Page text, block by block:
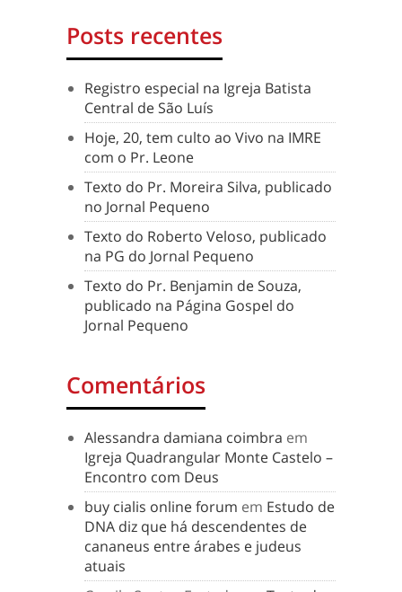
Posts recentes
Registro especial na Igreja Batista
Central de São Luís
Hoje, 20, tem culto ao Vivo na IMRE
com o Pr. Leone
Texto do Pr. Moreira Silva, publicado
no Jornal Pequeno
Texto do Roberto Veloso, publicado
na PG do Jornal Pequeno
Texto do Pr. Benjamin de Souza,
publicado na Página Gospel do
Jornal Pequeno
Comentários
Alessandra damiana coimbra em
Igreja Quadrangular Monte Castelo –
Encontro com Deus
buy cialis online forum em Estudo de
DNA diz que há descendentes de
cananeus entre árabes e judeus
atuais